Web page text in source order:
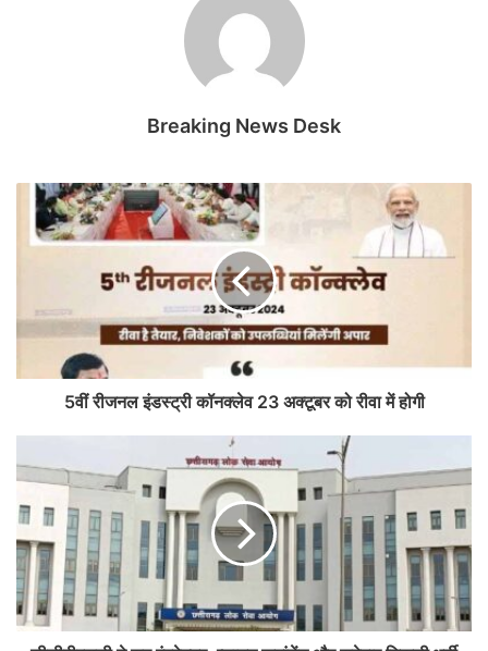
Breaking News Desk
5वीं रीजनल इंडस्ट्री कॉनक्लेव 23 अक्टूबर को रीवा में होगी